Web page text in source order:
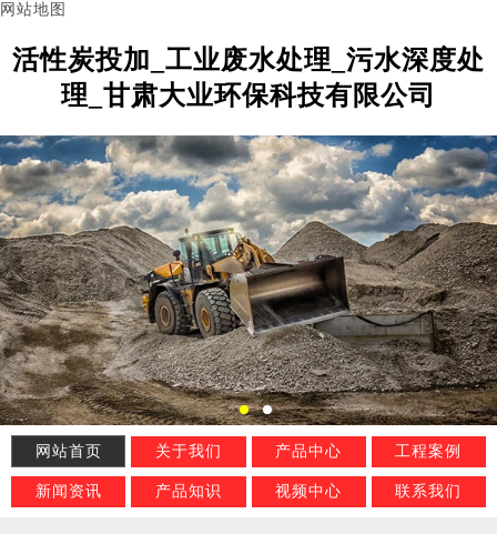
网站地图
活性炭投加_工业废水处理_污水深度处
理_甘肃大业环保科技有限公司
网站首页 关于我们 产品中心 工程案例
新闻资讯 产品知识 视频中心 联系我们